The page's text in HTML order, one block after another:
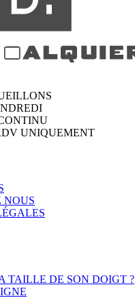
UNIQUEMENT
NOUS
TAILLE DE SON DOIGT ?